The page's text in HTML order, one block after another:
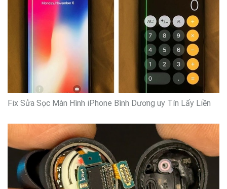
Fix Sửa Sọc Màn Hình iPhone Bình Dương uy Tín Lấy Liền